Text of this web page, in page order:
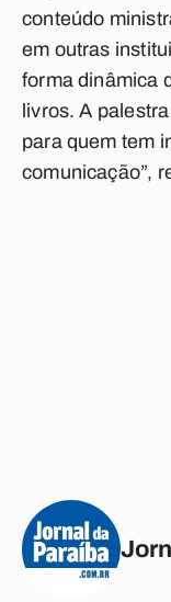
conteúdo
em outras
forma dinâmica
livros. A
para quem tem
comunicação”,